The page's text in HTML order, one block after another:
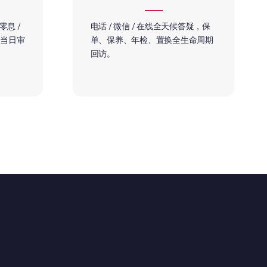
息 /
日审
电话 / 微信 / 在线全天候答疑，保
单、保养、年检、置换全生命周期
回访。